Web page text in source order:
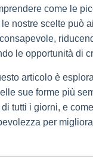
come le
nostre scelte può
le opportunità di
articolo è
sue forme più
tutti i giorni, e
per